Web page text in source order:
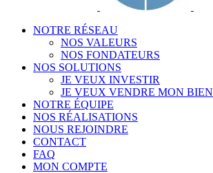
NOTRE RÉSEAU
NOS VALEURS
NOS FONDATEURS
NOS SOLUTIONS
JE VEUX INVESTIR
JE VEUX VENDRE MON BIEN
NOTRE ÉQUIPE
NOS RÉALISATIONS
NOUS REJOINDRE
CONTACT
FAQ
MON COMPTE